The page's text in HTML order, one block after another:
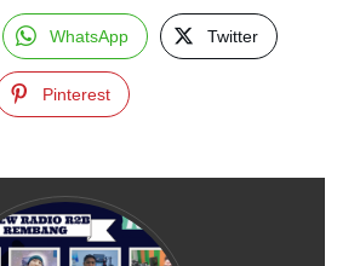
WhatsApp Twitter
Pinterest